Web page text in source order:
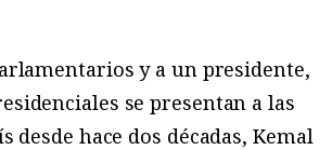
y a un presidente,
se presentan a las
desde hace dos décadas, Kemal